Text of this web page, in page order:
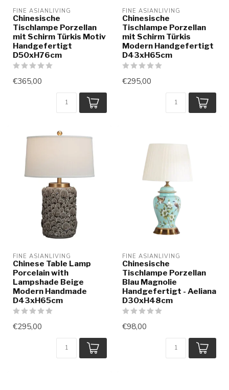
FINE ASIANLIVING
Chinesische
Tischlampe Porzellan
mit Schirm Türkis Motiv
Handgefertigt
D50xH76cm
€365,00
FINE ASIANLIVING
Chinesische
Tischlampe Porzellan
mit Schirm Türkis
Modern Handgefertigt
D43xH65cm
€295,00
FINE ASIANLIVING
Chinese Table Lamp
Porcelain with
Lampshade Beige
Modern Handmade
D43xH65cm
€295,00
FINE ASIANLIVING
Chinesische
Tischlampe Porzellan
Blau Magnolie
Handgefertigt - Aeliana
D30xH48cm
€98,00